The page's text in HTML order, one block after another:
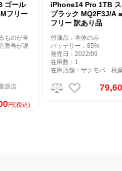
iPhone14 Pro 1TB スペース
ブラック MQ2F3J/A au版SIM
フリー 訳あり品
付属品：本体のみ
バッテリー：85%
発売日：2022/09
在庫店舗：サクモバ 秋葉原店
79,600 円(税込)